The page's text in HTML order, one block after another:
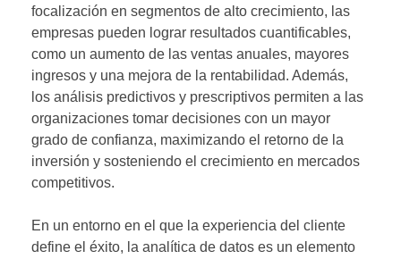
focalización en segmentos de alto crecimiento, las
empresas pueden lograr resultados cuantificables,
como un aumento de las ventas anuales, mayores
ingresos y una mejora de la rentabilidad. Además,
los análisis predictivos y prescriptivos permiten a las
organizaciones tomar decisiones con un mayor
grado de confianza, maximizando el retorno de la
inversión y sosteniendo el crecimiento en mercados
competitivos.
En un entorno en el que la experiencia del cliente
define el éxito, la analítica de datos es un elemento